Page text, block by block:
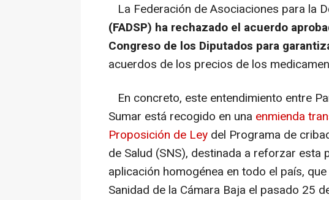
La Federación de Asociaciones para la
(FADSP) ha rechazado el acuerdo
Congreso de los Diputados para
acuerdos de los precios de los
En concreto, este entendimiento entre
Sumar está recogido en una enmienda
Proposición de Ley del Programa de
de Salud (SNS), destinada a reforzar esta
aplicación homogénea en todo el país,
Sanidad de la Cámara Baja el pasado 25